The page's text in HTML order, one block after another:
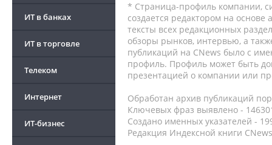
ИТ в банках
ИТ в торговле
Телеком
Интернет
ИТ-бизнес
* Страница-профиль компании,
создается редактором на
тексты всех редакционных
обзоры рынков, интервью, а
публикаций на CNews было с
профиль. Профиль может быть
презентацией о компании или
Обработан архив публикаций
Ключевых фраз выявлено -
Создано именных указателей -
Редакция Индексной книги